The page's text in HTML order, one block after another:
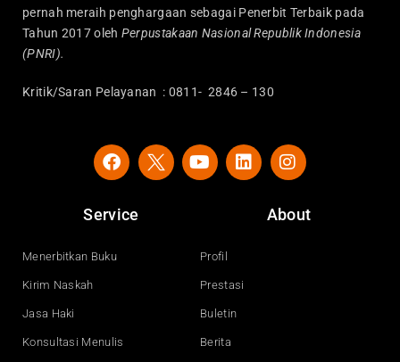
pernah meraih penghargaan sebagai Penerbit Terbaik pada
Tahun 2017 oleh Perpustakaan Nasional Republik Indonesia
(PNRI).
Kritik/Saran Pelayanan : 0811- 2846 – 130
F
a
e
b
o
Y
o
e
L
i
n
I
n
t
a
Service
Menerbitkan Buku
Kirim Naskah
Jasa Haki
Konsultasi Menulis
About
Profil
Prestasi
Buletin
Berita